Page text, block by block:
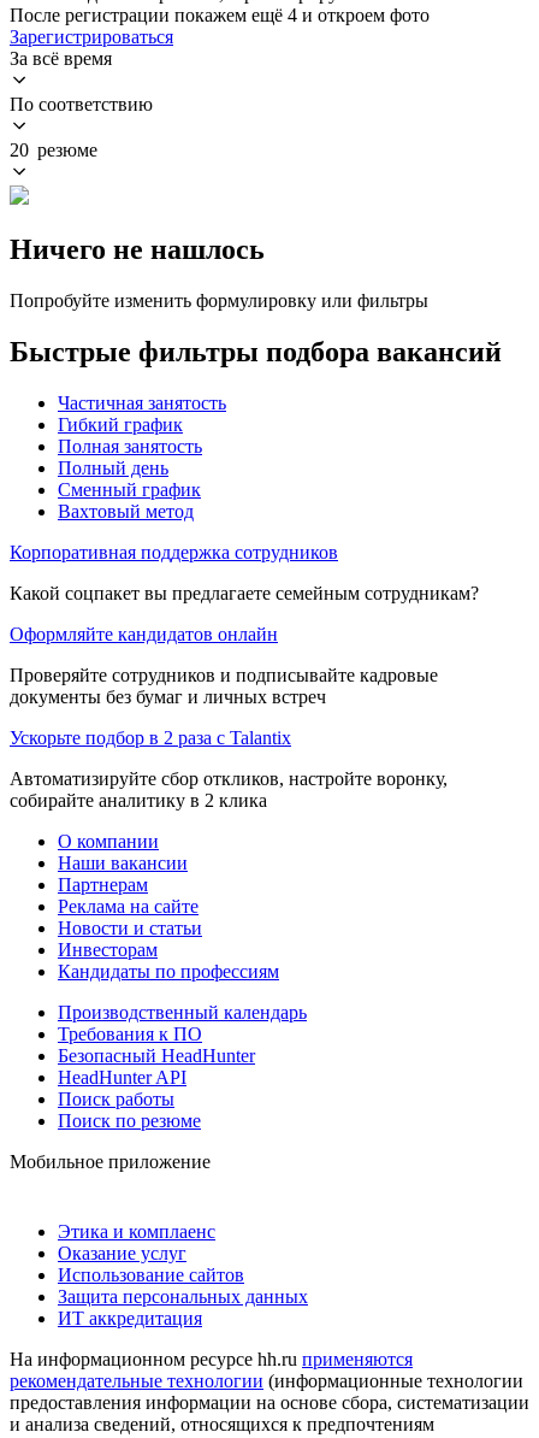
После регистрации покажем ещё 4 и откроем фото
Зарегистрироваться
За всё время
По соответствию
20 резюме
Ничего не нашлось
Попробуйте изменить формулировку или фильтры
Быстрые фильтры подбора вакансий
Частичная занятость
Гибкий график
Полная занятость
Полный день
Сменный график
Вахтовый метод
Корпоративная поддержка сотрудников
Какой соцпакет вы предлагаете семейным сотрудникам?
Оформляйте кандидатов онлайн
Проверяйте сотрудников и подписывайте кадровые
документы без бумаг и личных встреч
Ускорьте подбор в 2 раза с Talantix
Автоматизируйте сбор откликов, настройте воронку,
собирайте аналитику в 2 клика
О компании
Наши вакансии
Партнерам
Реклама на сайте
Новости и статьи
Инвесторам
Кандидаты по профессиям
Производственный календарь
Требования к ПО
Безопасный HeadHunter
HeadHunter API
Поиск работы
Поиск по резюме
Мобильное приложение
Этика и комплаенс
Оказание услуг
Использование сайтов
Защита персональных данных
ИТ аккредитация
На информационном ресурсе hh.ru применяются
рекомендательные технологии (информационные технологии
предоставления информации на основе сбора, систематизации
и анализа сведений, относящихся к предпочтениям